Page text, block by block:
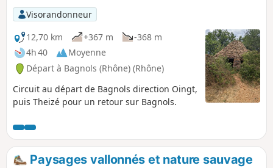
Visorandonneur
12,70 km
+367 m
-368 m
4h 40
Moyenne
Départ à Bagnols (Rhône) (Rhône)
Circuit au départ de Bagnols direction Oingt,
puis Theizé pour un retour sur Bagnols.
Paysages vallonnés et nature sauvage